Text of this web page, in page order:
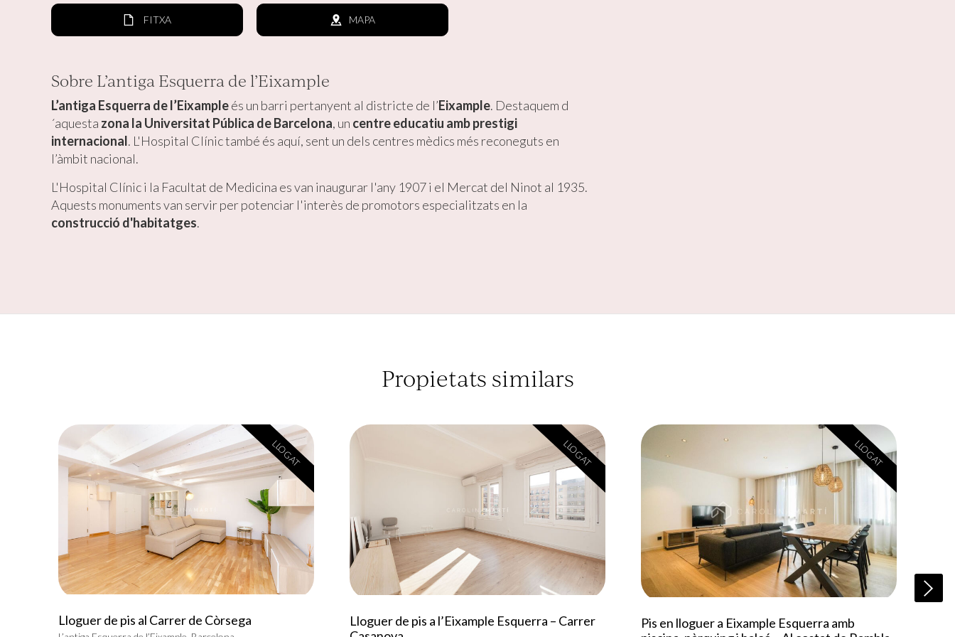
FITXA MAPA
Sobre L’antiga Esquerra de l’Eixample
L’antiga Esquerra de l’Eixampleés un barri pertanyent al districte de l’Eixample. Destaquem d
´aquesta zona la Universitat Pública de Barcelona, un centre educatiu amb prestigi
internacional. L'Hospital Clínic també és aquí, sent un dels centres mèdics més reconeguts en
l’àmbit nacional.
L'Hospital Clínic i la Facultat de Medicina es van inaugurar l'any 1907 i el Mercat del Ninot al 1935.
Aquests monuments van servir per potenciar l'interès de promotors especialitzats en la
construcció d'habitatges.
Propietats similars
LLOGAT
Lloguer de pis al Carrer de Còrsega
LLOGAT
Lloguer de pis a l’Eixample Esquerra – Carrer
LLOGAT
Pis en lloguer a Eixample Esquerra amb